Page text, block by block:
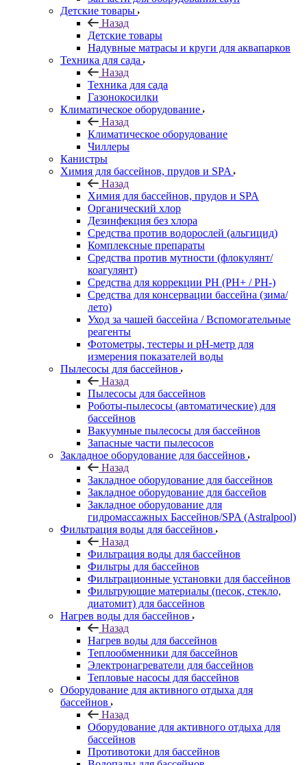
Детские товары
Назад
Детские товары
Надувные матрасы и круги для аквапарков
Техника для сада
Назад
Техника для сада
Газонокосилки
Климатическое оборудование
Назад
Климатическое оборудование
Чиллеры
Канистры
Химия для бассейнов, прудов и SPA
Назад
Химия для бассейнов, прудов и SPA
Органический хлор
Дезинфекция без хлора
Средства против водорослей (альгицид)
Комплексные препараты
Средства против мутности (флокулянт/
коагулянт)
Средства для коррекции PH (PH+ / PH-)
Средства для консервации бассейна (зима/
лето)
Уход за чашей бассейна / Вспомогательные
реагенты
Фотометры, тестеры и рН-метр для
измерения показателей воды
Пылесосы для бассейнов
Назад
Пылесосы для бассейнов
Роботы-пылесосы (автоматические) для
бассейнов
Вакуумные пылесосы для бассейнов
Запасные части пылесосов
Закладное оборудование для бассейнов
Назад
Закладное оборудование для бассейнов
Закладное оборудование для бассейов
Закладное оборудование для
гидромассажных Бассейнов/SPA (Astralpool)
Фильтрация воды для бассейнов
Назад
Фильтрация воды для бассейнов
Фильтры для бассейнов
Фильтрационные установки для бассейнов
Фильтрующие материалы (песок, стекло,
диатомит) для бассейнов
Нагрев воды для бассейнов
Назад
Нагрев воды для бассейнов
Теплообменники для бассейнов
Электронагреватели для бассейнов
Тепловые насосы для бассейнов
Оборудование для активного отдыха для
бассейнов
Назад
Оборудование для активного отдыха для
бассейнов
Противотоки для бассейнов